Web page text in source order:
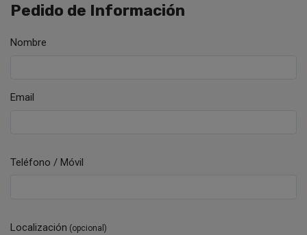
Pedido de Información
Nombre
Email
Teléfono / Móvil
Localización (opcional)